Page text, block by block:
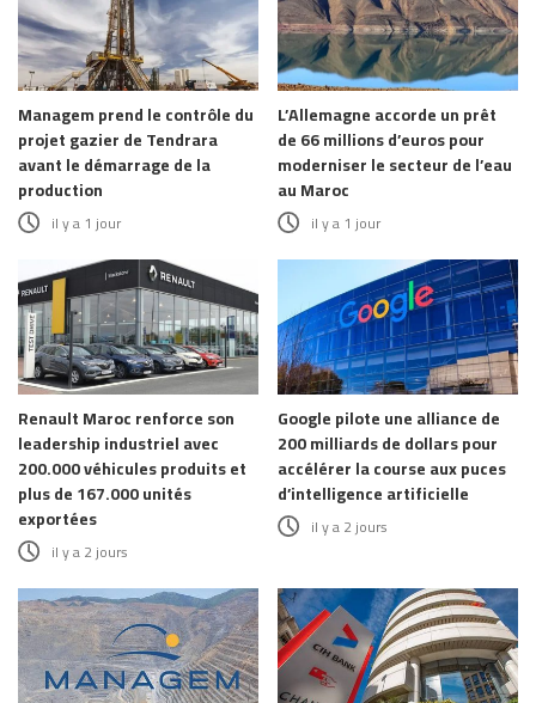
Managem prend le contrôle du
projet gazier de Tendrara
avant le démarrage de la
production
il y a 1 jour
L’Allemagne accorde un prêt
de 66 millions d’euros pour
moderniser le secteur de l’eau
au Maroc
il y a 1 jour
Renault Maroc renforce son
leadership industriel avec
200.000 véhicules produits et
plus de 167.000 unités
exportées
il y a 2 jours
Google pilote une alliance de
200 milliards de dollars pour
accélérer la course aux puces
d’intelligence artificielle
il y a 2 jours